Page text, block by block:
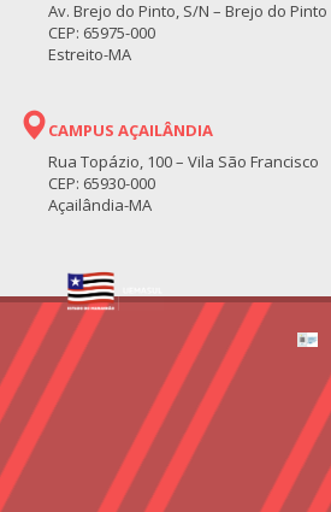
Av. Brejo do Pinto, S/N – Brejo do Pinto
CEP: 65975-000
Estreito-MA
CAMPUS AÇAILÂNDIA
Rua Topázio, 100 – Vila São Francisco
CEP: 65930-000
Açailândia-MA